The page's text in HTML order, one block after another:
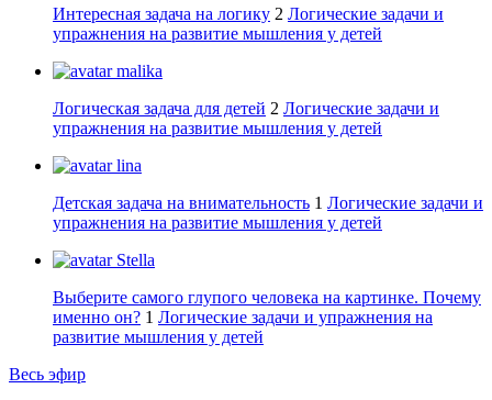
Интересная задача на логику 2 Логические задачи и
упражнения на развитие мышления у детей
malika
Логическая задача для детей 2 Логические задачи и
упражнения на развитие мышления у детей
lina
Детская задача на внимательность 1 Логические задачи и
упражнения на развитие мышления у детей
Stella
Выберите самого глупого человека на картинке. Почему
именно он? 1 Логические задачи и упражнения на
развитие мышления у детей
Весь эфир